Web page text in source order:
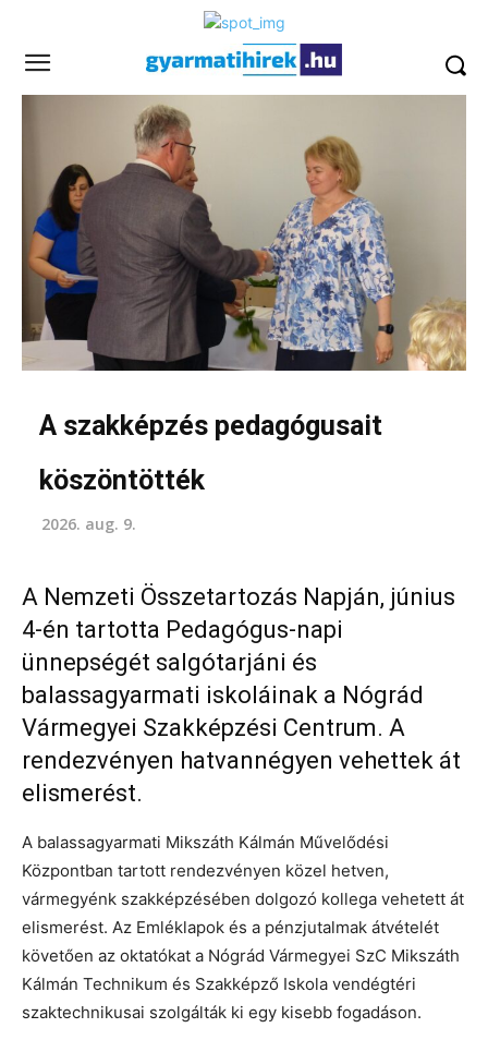
A szakképzés pedagógusait
köszöntötték
2026. aug. 9.
A Nemzeti Összetartozás Napján, június
4-én tartotta Pedagógus-napi
ünnepségét salgótarjáni és
balassagyarmati iskoláinak a Nógrád
Vármegyei Szakképzési Centrum. A
rendezvényen hatvannégyen vehettek át
elismerést.
A balassagyarmati Mikszáth Kálmán Művelődési
Központban tartott rendezvényen közel hetven,
vármegyénk szakképzésében dolgozó kollega vehetett át
elismerést. Az Emléklapok és a pénzjutalmak átvételét
követően az oktatókat a Nógrád Vármegyei SzC Mikszáth
Kálmán Technikum és Szakképző Iskola vendégtéri
szaktechnikusai szolgálták ki egy kisebb fogadáson.